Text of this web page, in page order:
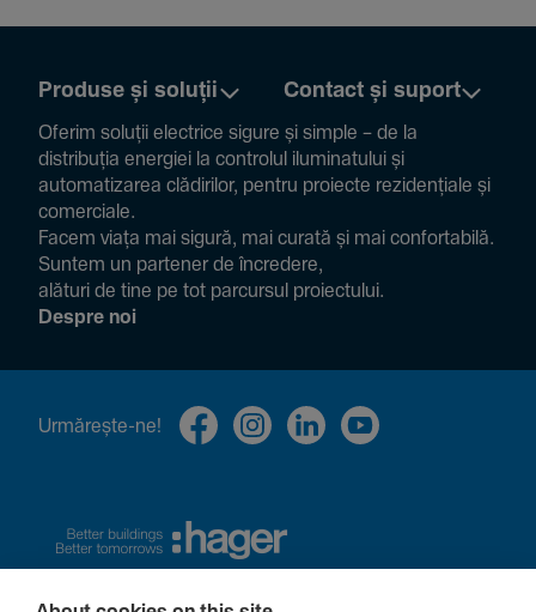
Produse și soluții Contact și suport
Oferim soluții electrice sigure și simple – de la
distribuția energiei la controlul ilumi­na­tului și
auto­ma­ti­zarea clădi­rilor, pentru proiecte rezi­den­țiale și
comer­ciale.
Facem viața mai sigură, mai curată și mai confor­ta­bilă.
Suntem un partener de încre­dere,
alături de tine pe tot parcursul proiec­tului.
Despre noi
Urmă­rește-ne!